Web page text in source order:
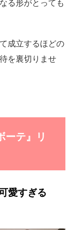
る形がとっても
成立するほどの
を裏切りませ
ーテ』リ
愛すぎる